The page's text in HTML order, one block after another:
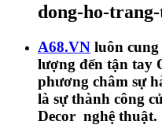
dong-ho-
A68.VN luôn cung
lượng đến tận tay
phương châm sự
là sự thành công
Decor nghệ thuật.